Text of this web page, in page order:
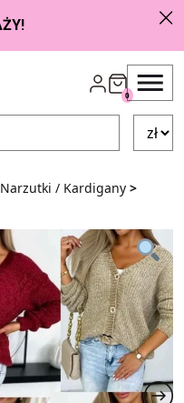
0
Narzutki / Kardigany >